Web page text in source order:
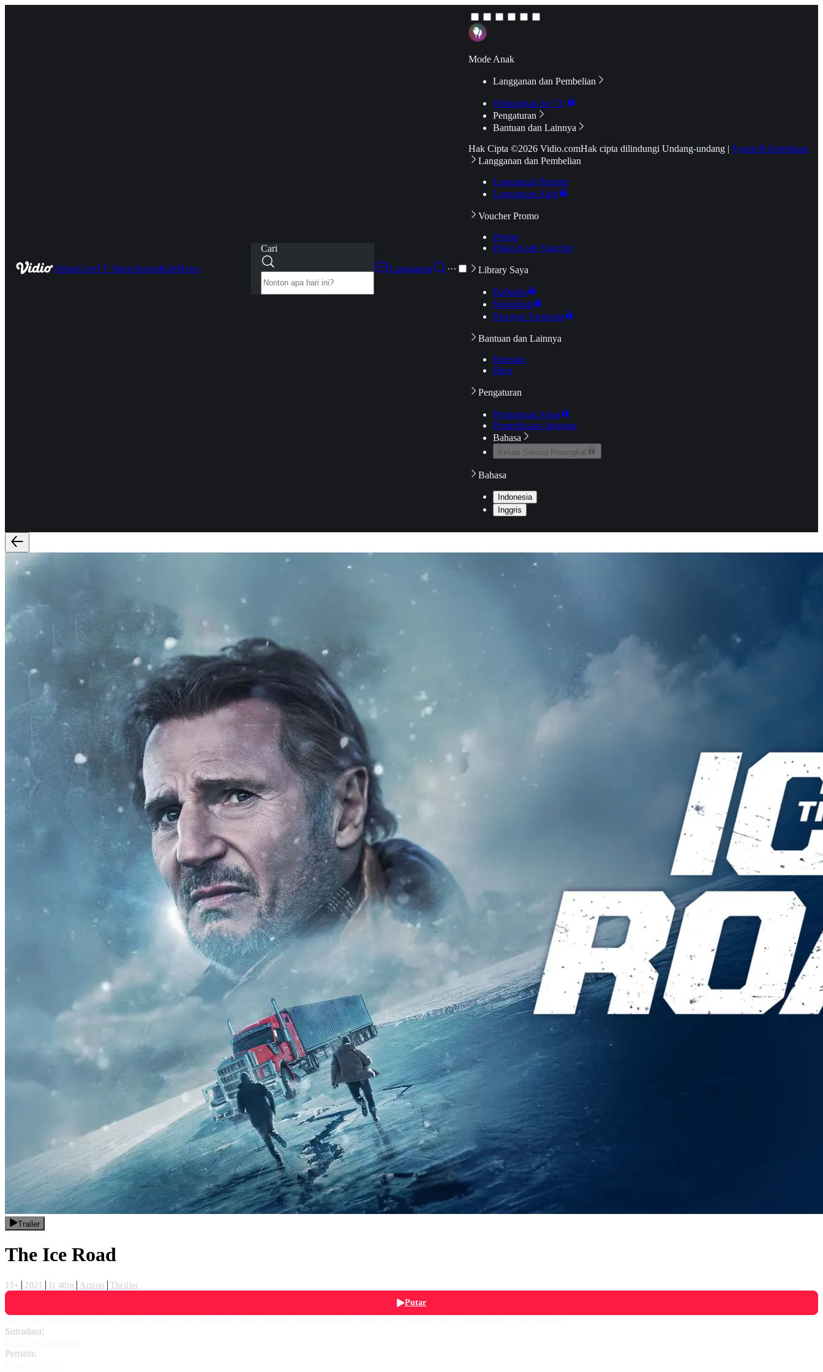
HomeLiveTV ShowSportsKidsNews
Cari
Langganan
···
Mode Anak
Langganan dan Pembelian
Hubungkan ke TV
Pengaturan
Bantuan dan Lainnya
Hak Cipta ©2026 Vidio.comHak cipta dilindungi Undang-undang | Syarat & Ketentuan
Langganan dan Pembelian
Langganan Premier
Langganan Aktif
Voucher Promo
Promo
Pakai Kode Voucher
Library Saya
Daftarku
Mengikuti
Riwayat Tontonan
Bantuan dan Lainnya
Bantuan
Blog
Pengaturan
Pengaturan Akun
Pemeriksaan Jaringan
Bahasa
Keluar Semua Perangkat
Bahasa
Indonesia
Inggris
Trailer
The Ice Road
13+ 2021 1j 48m Action
Thriller
Putar
Sutradara:
Pemain: